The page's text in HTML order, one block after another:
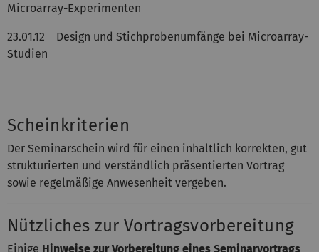
Microarray-Experimenten
23.01.12 Design und Stichprobenumfänge bei Microarray-
Studien
Scheinkriterien
Der Seminarschein wird für einen inhaltlich korrekten, gut
strukturierten und verständlich präsentierten Vortrag
sowie regelmäßige Anwesenheit vergeben.
Nützliches zur Vortragsvorbereitung
Einige Hinweise zur Vorbereitung eines Seminarvortrags